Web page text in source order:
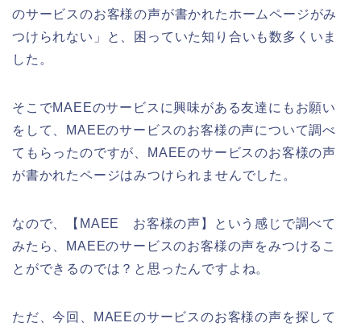
のサービスのお客様の声が書かれたホームページがみ
つけられない」と、困っていた知り合いも数多くいま
した。
そこでMAEEのサービスに興味がある友達にもお願い
をして、MAEEのサービスのお客様の声について調べ
てもらったのですが、MAEEのサービスのお客様の声
が書かれたページはみつけられませんでした。
なので、【MAEE お客様の声】という感じで調べて
みたら、MAEEのサービスのお客様の声をみつけるこ
とができるのでは？と思ったんですよね。
ただ、今回、MAEEのサービスのお客様の声を探して